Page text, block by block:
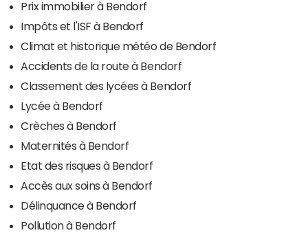
Prix immobilier à Bendorf
Impôts et l'ISF à Bendorf
Climat et historique météo de Bendorf
Accidents de la route à Bendorf
Classement des lycées à Bendorf
Lycée à Bendorf
Crèches à Bendorf
Maternités à Bendorf
Etat des risques à Bendorf
Accès aux soins à Bendorf
Délinquance à Bendorf
Pollution à Bendorf